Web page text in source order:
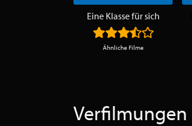
Eine Klasse für sich
Ähnliche Filme
Verfilmungen